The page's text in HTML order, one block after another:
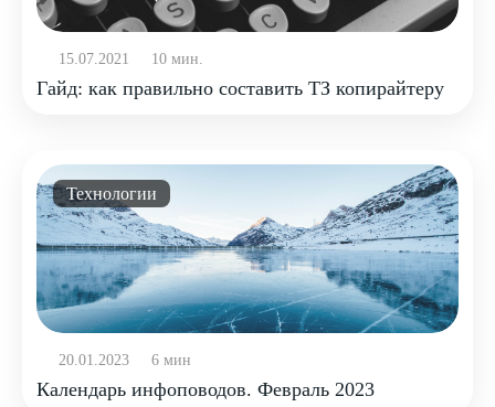
15.07.2021 10 мин.
Гайд: как правильно составить ТЗ копирайтеру
Технологии
20.01.2023 6 мин
Календарь инфоповодов. Февраль 2023